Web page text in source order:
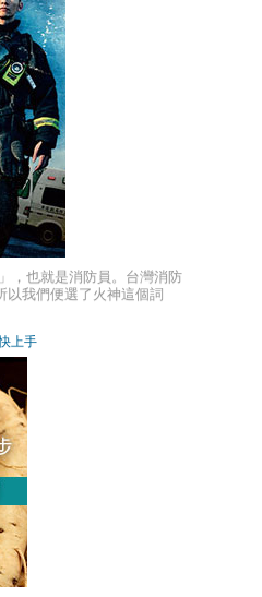
，也就是消防員。台灣消防
以我們便選了火神這個詞
上手